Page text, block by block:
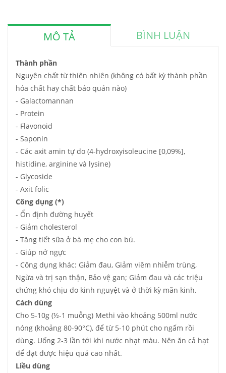
MÔ TẢ BÌNH LUẬN
Thành phần
Nguyên chất từ thiên nhiên (không có bất kỳ thành phần
hóa chất hay chất bảo quản nào)
- Galactomannan
- Protein
- Flavonoid
- Saponin
- Các axit amin tự do (4-hydroxyisoleucine [0,09%],
histidine, arginine và lysine)
- Glycoside
- Axit folic
Công dụng (*)
- Ổn định đường huyết
- Giảm cholesterol
- Tăng tiết sữa ở bà mẹ cho con bú.
- Giúp nở ngực
- Công dụng khác: Giảm đau, Giảm viêm nhiễm trùng,
Ngừa và trị sạn thận, Bảo vệ gan; Giảm đau và các triệu
chứng khó chịu do kinh nguyệt và ở thời kỳ mãn kinh.
Cách dùng
Cho 5-10g (½-1 muỗng) Methi vào khoảng 500ml nước
nóng (khoảng 80-90°C), để từ 5-10 phút cho ngấm rồi
dùng. Uống 2-3 lần tới khi nước nhạt màu. Nên ăn cả hạt
để đạt được hiệu quả cao nhất.
Liều dùng